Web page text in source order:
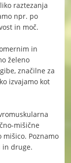
raztezanja
npr. po
in moč.
in
želeno
značilne za
izvajamo kot
mišične
Poznamo
in druge.